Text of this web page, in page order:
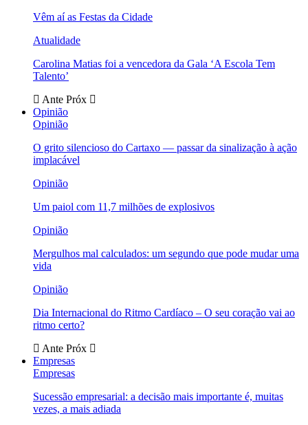
Vêm aí as Festas da Cidade
Atualidade
Carolina Matias foi a vencedora da Gala ‘A Escola Tem
Talento’
Ante Próx
Opinião
Opinião
O grito silencioso do Cartaxo — passar da sinalização à ação
implacável
Opinião
Um paiol com 11,7 milhões de explosivos
Opinião
Mergulhos mal calculados: um segundo que pode mudar uma
vida
Opinião
Dia Internacional do Ritmo Cardíaco – O seu coração vai ao
ritmo certo?
Ante Próx
Empresas
Empresas
Sucessão empresarial: a decisão mais importante é, muitas
vezes, a mais adiada